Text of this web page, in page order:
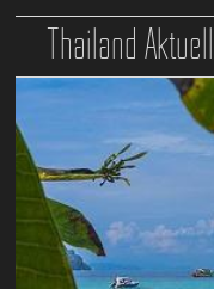
Thailand Aktuell